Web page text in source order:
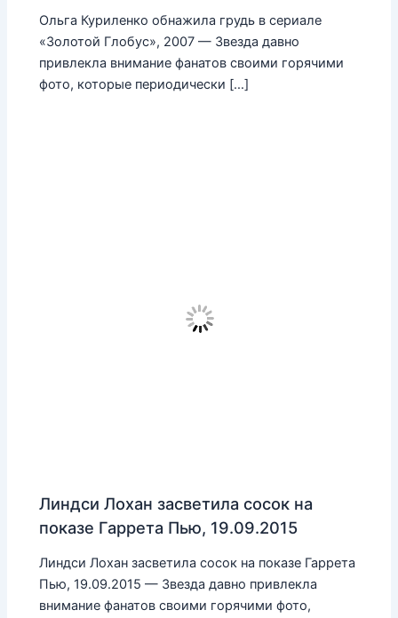
Ольга Куриленко обнажила грудь в сериале
«Золотой Глобус», 2007 — Звезда давно
привлекла внимание фанатов своими горячими
фото, которые периодически […]
Линдси Лохан засветила сосок на
показе Гаррета Пью, 19.09.2015
Линдси Лохан засветила сосок на показе Гаррета
Пью, 19.09.2015 — Звезда давно привлекла
внимание фанатов своими горячими фото,